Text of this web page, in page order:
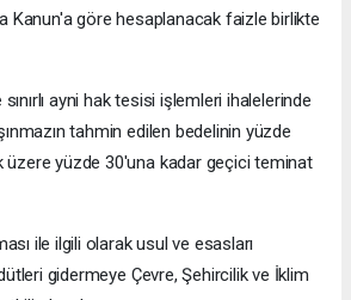
Kanun'a göre hesaplanacak faizle birlikte
ayni hak tesisi işlemleri ihalelerinde
tahmin edilen bedelinin yüzde
yüzde 30'una kadar geçici teminat
ile ilgili olarak usul ve esasları
gidermeye Çevre, Şehircilik ve İklim